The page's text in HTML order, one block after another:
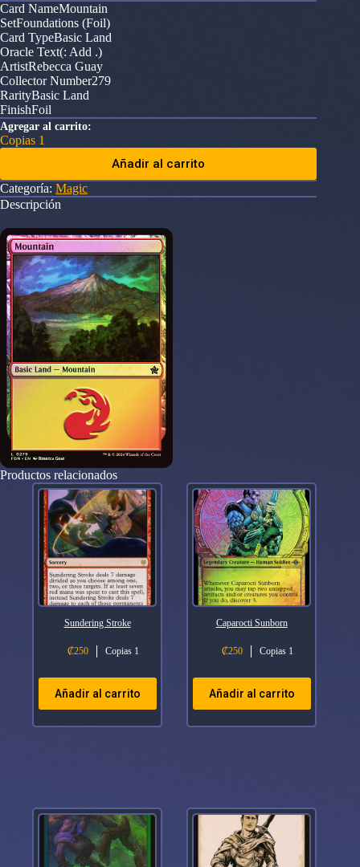
Card NameMountain
SetFoundations (Foil)
Card TypeBasic Land
Oracle Text(: Add .)
ArtistRebecca Guay
Collector Number279
RarityBasic Land
FinishFoil
Agregar al carrito:
Copias 1
Añadir al carrito
Categoría: Magic
Descripción
Productos relacionados
Sundering Stroke
₡250 Copias 1
Añadir al carrito
Caparocti Sunborn
₡250 Copias 1
Añadir al carrito